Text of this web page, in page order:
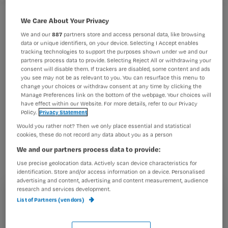
Registreren
Wil je dit artikel lezen?
Conny denkt na over de vraag wie de
norm voor de hedendaagse zorg stelt.
cliënt mij de volgende vraag; wie stelt de norm van de
We Care About Your Privacy
We and our887 partners store and access personal data, like browsing
data or unique identifiers, on your device. Selecting I Accept enables
tracking technologies to support the purposes shown under we and our
partners process data to provide. Selecting Reject All or withdrawing your
consent will disable them. If trackers are disabled, some content and ads
you see may not be as relevant to you. You can resurface this menu to
change your choices or withdraw consent at any time by clicking the
Manage Preferences link on the bottom of the webpage. Your choices will
have effect within our Website. For more details, refer to our Privacy
Policy. Privacy Statement
Would you rather not? Then we only place essential and statistical
cookies, these do not record any data about you as a person
We and our partners process data to provide:
Use precise geolocation data. Actively scan device characteristics for
identification. Store and/or access information on a device. Personalised
advertising and content, advertising and content measurement, audience
research and services development.
List of Partners (vendors)